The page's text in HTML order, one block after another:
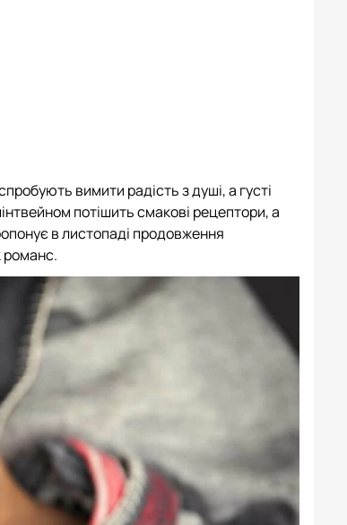
вимити радість з душі, а густі
потішить смакові рецептори, а
в листопаді продовження
романс.